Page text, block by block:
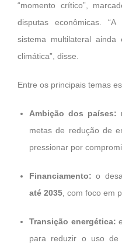
“momento crítico”,
disputas econômicas.
sistema multilateral
climática”, disse.
Entre os principais temas
Ambição dos países:
metas de redução de
pressionar por
Financiamento: o
até 2035, com foco em
Transição energética:
para reduzir o uso de